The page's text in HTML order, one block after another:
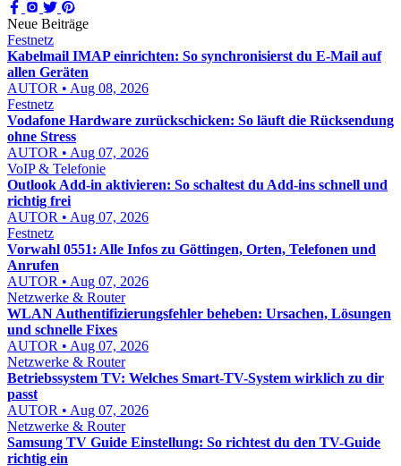
Neue Beiträge
Festnetz
Kabelmail IMAP einrichten: So synchronisierst du E-Mail auf
allen Geräten
AUTOR • Aug 08, 2026
Festnetz
Vodafone Hardware zurückschicken: So läuft die Rücksendung
ohne Stress
AUTOR • Aug 07, 2026
VoIP & Telefonie
Outlook Add-in aktivieren: So schaltest du Add-ins schnell und
richtig frei
AUTOR • Aug 07, 2026
Festnetz
Vorwahl 0551: Alle Infos zu Göttingen, Orten, Telefonen und
Anrufen
AUTOR • Aug 07, 2026
Netzwerke & Router
WLAN Authentifizierungsfehler beheben: Ursachen, Lösungen
und schnelle Fixes
AUTOR • Aug 07, 2026
Netzwerke & Router
Betriebssystem TV: Welches Smart-TV-System wirklich zu dir
passt
AUTOR • Aug 07, 2026
Netzwerke & Router
Samsung TV Guide Einstellung: So richtest du den TV-Guide
richtig ein